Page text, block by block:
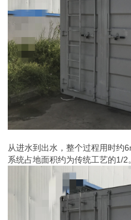
从进水到出水，整个过程用时约
系统占地面积约为传统工艺的1/2